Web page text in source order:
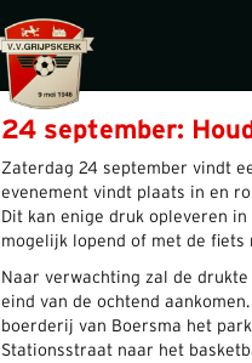
24 september:
Zaterdag 24 september vindt
evenement vindt plaats in en
Dit kan enige druk opleveren
mogelijk lopend of met de fiets
Naar verwachting zal de
eind van de ochtend
boerderij van Boersma het
Stationsstraat naar het